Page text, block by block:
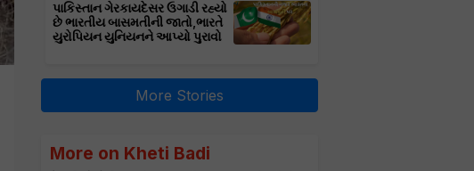
પાકિસ્તાન ગેરકાયદેસર ઉગાડી રહ્યો
છે ભારતીય બાસમતીની જાતો,ભારતે
યુરોપિયન યુનિયનને આપ્યો પુરાવો
More Stories
More on Kheti Badi